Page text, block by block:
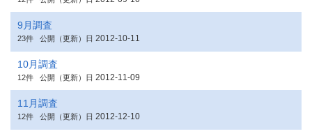
9月調査
23件 公開（更新）日 2012-10-11
10月調査
12件 公開（更新）日 2012-11-09
11月調査
12件 公開（更新）日 2012-12-10